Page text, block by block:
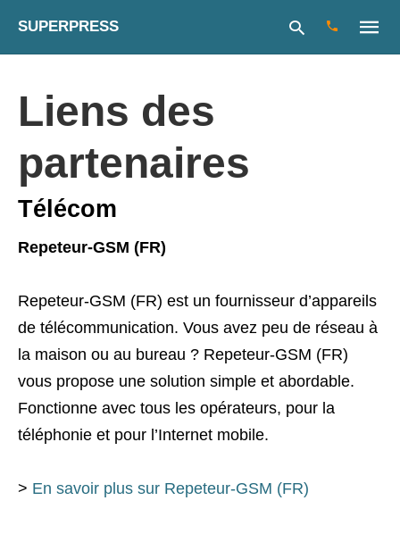
SUPERPRESS
Liens des
partenaires
Télécom
Repeteur-GSM (FR)
Repeteur-GSM (FR) est un fournisseur d’appareils
de télécommunication. Vous avez peu de réseau à
la maison ou au bureau ? Repeteur-GSM (FR)
vous propose une solution simple et abordable.
Fonctionne avec tous les opérateurs, pour la
téléphonie et pour l’Internet mobile.
> En savoir plus sur Repeteur-GSM (FR)